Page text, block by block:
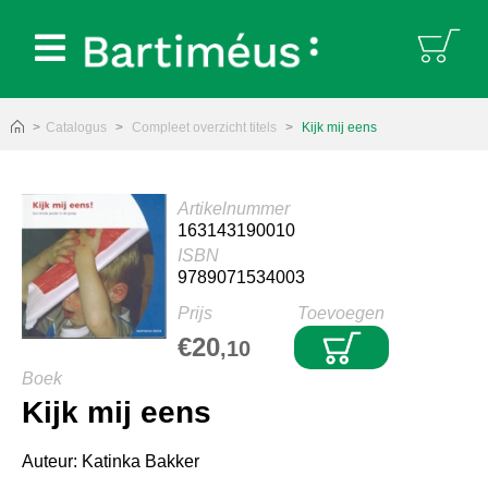
Catalogus Compleet overzicht titels Kijk mij eens
Boek
Kijk mij eens
Auteur: Katinka Bakker
Prijs
€20,10
Toevoegen
Artikelnummer
163143190010
ISBN
9789071534003